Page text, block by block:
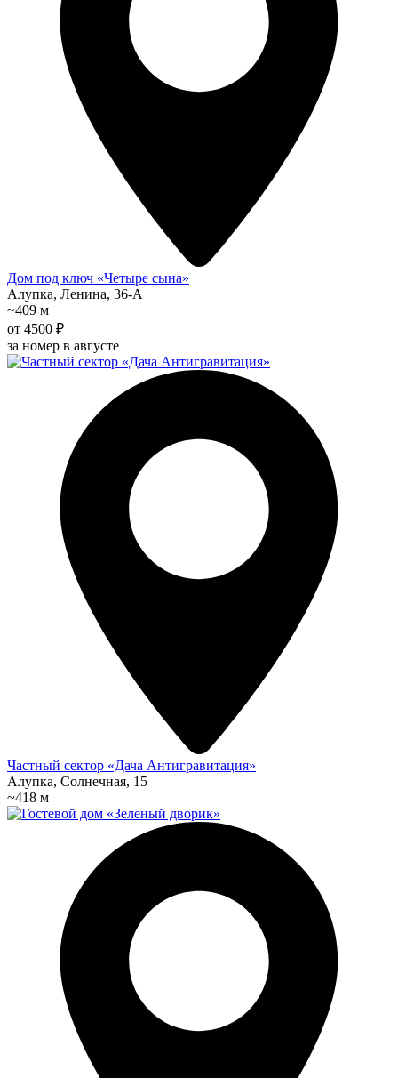
Дом под ключ «Четыре сына»
Алупка, Ленина, 36-А
~409 м
от 4500 ₽
за номер в августе
Частный сектор «Дача Антигравитация»
Алупка, Солнечная, 15
~418 м